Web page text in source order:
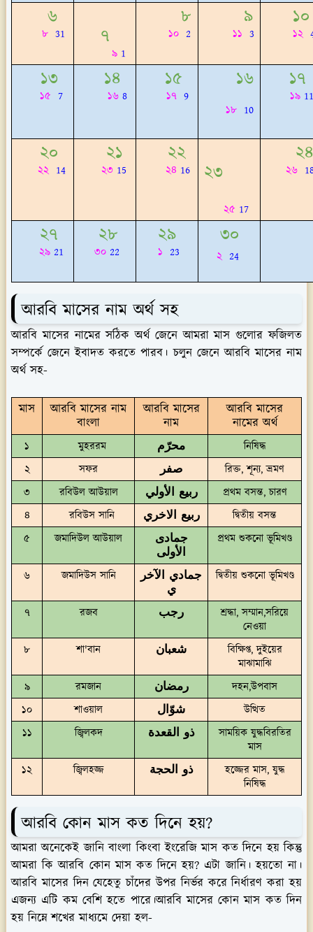
৬
৮ 31 ৭
৯ 1
৮
১০ 2
৯
১১ 3 ১২
১৩
১৫ 7
১৪
১৬ 8
১৫
১৭ 9
১৬
১৮ 10
১৭
১৯ 11
২০
২২ 14
২১
২৩ 15
২২
২৪ 16 ২৩
২৫ 17
২৪
২৬
২৭
২৯ 21
২৮
৩০ 22
২৯
১ 23
৩০
২ 24
আরবি মাসের নাম অর্থ সহ
আরবি মাসের নামের সঠিক অর্থ জেনে আমরা মাস গুলোর ফজিলত
সম্পর্কে জেনে ইবাদত করতে পারব। চলুন জেনে আরবি মাসের নাম
অর্থ সহ-
মাস
আরবি মাসের নাম
বাংলা
আরবি মাসের
নাম
আরবি মাসের
নামের অর্থ
১ মুহররম محرّم
নিষিদ্ধ
২
সফর صفر
রিক্ত, শূন্য, ভ্রমণ
৩
রবিউল আউয়াল ربيع الأولي
প্রথম বসন্ত, চারণ
৪
রবিউস সানি ربيع الاخري
দ্বিতীয় বসন্ত
৫
জমাদিউল আউয়াল
جمادى
الأولی
প্রথম শুকনো ভূমিখণ্ড
৬ জমাদিউস সানি
جمادي الآخر
ي
দ্বিতীয় শুকনো ভূমিখণ্ড
৭ রজব رجب
শ্রদ্ধা, সম্মান,সরিয়ে
নেওয়া
৮
শা'বান شعبان
বিক্ষিপ্ত, দুইয়ের
মাঝামাঝি
৯
রমজান رمضان
দহন,উপবাস
১০
শাওয়াল شوّال
উত্থিত
১১
জ্বিলকদ ذو القعدة
সাময়িক যুদ্ধবিরতির
মাস
১২
জ্বিলহজ্জ ذو الحجة
হজ্জের মাস, যুদ্ধ
নিষিদ্ধ
আরবি কোন মাস কত দিনে হয়?
আমরা অনেকেই জানি বাংলা কিংবা ইংরেজি মাস কত দিনে হয় কিন্তু
আমরা কি আরবি কোন মাস কত দিনে হয়? এটা জানি। হয়তো না।
আরবি মাসের দিন যেহেতু চাঁদের উপর নির্ভর করে নির্ধারণ করা হয়
এজন্য এটি কম বেশি হতে পারে।আরবি মাসের কোন মাস কত দিন
হয় নিম্নে শখের মাধ্যমে দেয়া হল-